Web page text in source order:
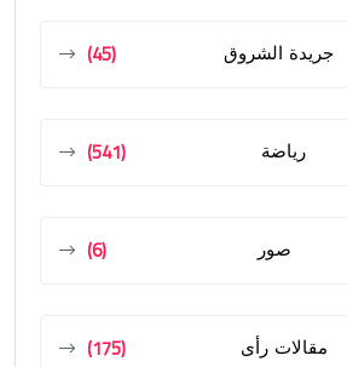
جريدة الشروق (45)
رياضة (541)
صور (6)
مقالات رأى (175)